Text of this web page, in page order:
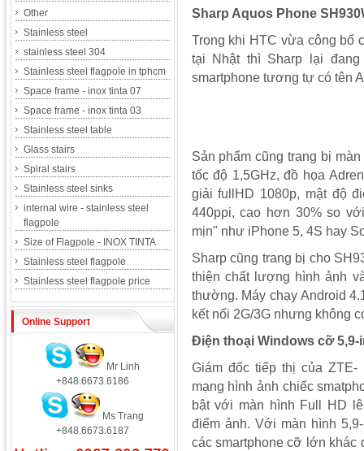
Other
Stainless steel
stainless steel 304
Stainless steel flagpole in tphcm
Space frame - inox tinta 07
Space frame - inox tinta 03
Stainless steel table
Glass stairs
Spiral stairs
Stainless steel sinks
internal wire - stainless steel
flagpole
Size of Flagpole - INOX TINTA
Stainless steel flagpole
Stainless steel flagpole price
Online Support
Mr Linh
+848.6673.6186
Ms Trang
+848.6673.6187
Sharp Aquos Phone
Trong khi HTC vừa công bố
tại Nhật thì Sharp lại
smartphone tương tự có tên
Sản phẩm cũng trang bị
tốc độ 1,5GHz, đồ họa
giải fullHD 1080p, mật độ
440ppi, cao hơn 30% so
mịn" như iPhone 5, 4S hay
Sharp cũng trang bị cho
thiện chất lượng hình ảnh
thường. Máy chạy Android
kết nối 2G/3G nhưng không
Điện thoại Windows cỡ 5,9-
Giám đốc tiếp thị của
mạng hình ảnh chiếc
bật với màn hình Full HD
điểm ảnh. Với màn hình
các smartphone cỡ lớn khác